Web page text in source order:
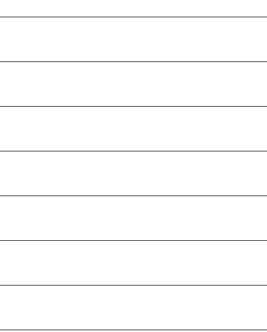
Central Luzon
Occitanie Pays
Tbilisi
Basilicata
Molise
Veneto
Irbid Governorate